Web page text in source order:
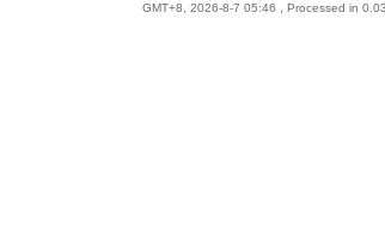
GMT+8, 2026-8-7 05:46 , Processed in